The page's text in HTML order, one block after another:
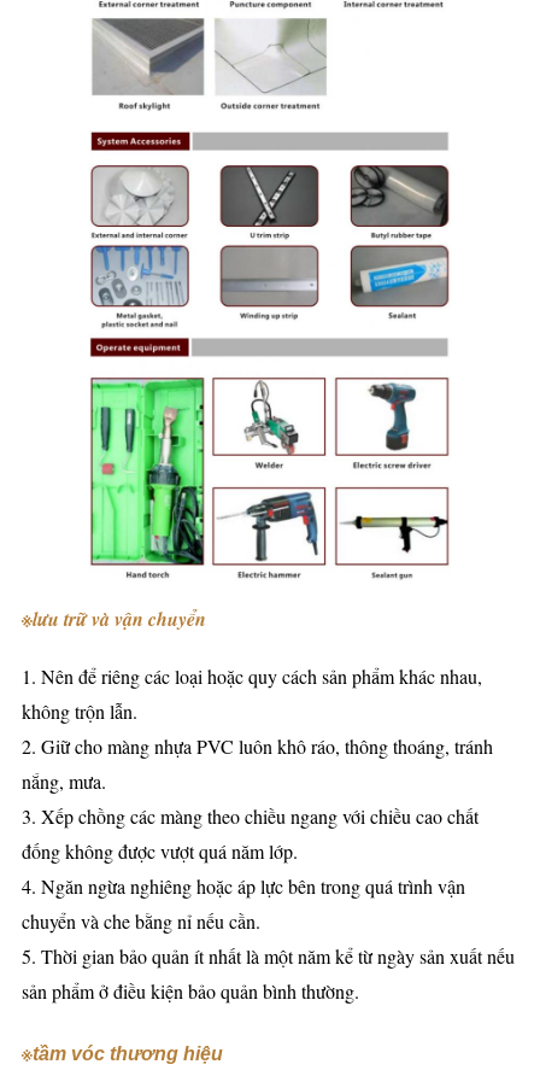
※lưu trữ và vận chuyển
1. Nên để riêng các loại hoặc quy cách sản phẩm khác nhau,
không trộn lẫn.
2. Giữ cho màng nhựa PVC luôn khô ráo, thông thoáng, tránh
nắng, mưa.
3. Xếp chồng các màng theo chiều ngang với chiều cao chất
đống không được vượt quá năm lớp.
4. Ngăn ngừa nghiêng hoặc áp lực bên trong quá trình vận
chuyển và che bằng nỉ nếu cần.
5. Thời gian bảo quản ít nhất là một năm kể từ ngày sản xuất nếu
sản phẩm ở điều kiện bảo quản bình thường.
※tầm vóc thương hiệu